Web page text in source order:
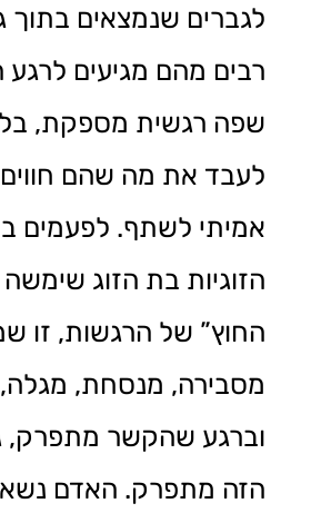
לגברים שנמצאים בתוך
רבים מהם מגיעים לרגע
שפה רגשית מספקת,
לעבד את מה שהם
אמיתי לשתף. לפעמים
הזוגיות בת הזוג
החוץ” של הרגשות, זו
מסבירה, מנסחת,
וברגע שהקשר מתפרק,
הזה מתפרק. האדם